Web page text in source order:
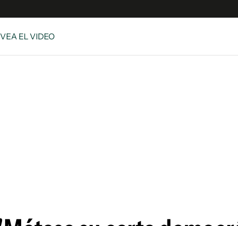
EL VIDEO